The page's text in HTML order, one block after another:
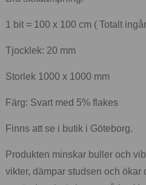
1 bit = 100 x 100 cm ( Totalt
Tjocklek: 20 mm
Storlek 1000 x 1000 mm
Färg: Svart med 5% flakes
Finns att se i butik i Göteborg.
Produkten minskar buller och
vikter, dämpar studsen och ökar